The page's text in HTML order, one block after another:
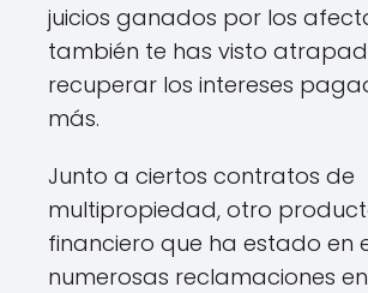
juicios ganados por los
también te has visto
recuperar los intereses
más.
Junto a ciertos contratos de
multipropiedad, otro
financiero que ha estado en
numerosas reclamaciones